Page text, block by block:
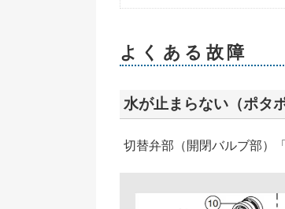
よくある故障
水が止まらない（ポタ
切替弁部（開閉バルブ部）